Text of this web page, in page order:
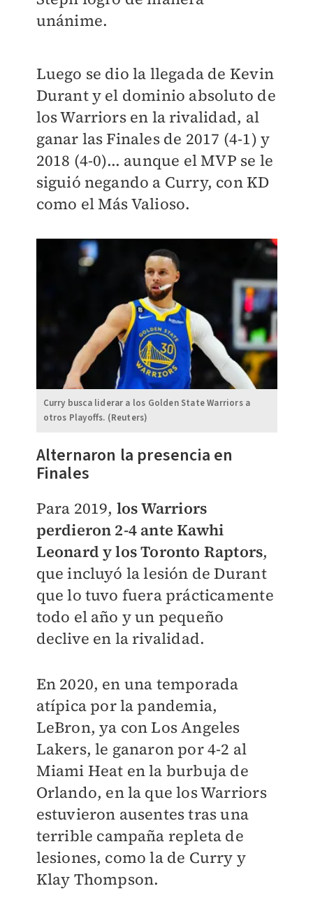
unánime.
Luego se dio la llegada de Kevin
Durant y el dominio absoluto de
los Warriors en la rivalidad, al
ganar las Finales de 2017 (4-1) y
2018 (4-0)... aunque el MVP se le
siguió negando a Curry, con KD
como el Más Valioso.
Curry busca liderar a los Golden State Warriors a
otros Playoffs. (Reuters)
Alternaron la presencia en
Finales
Para 2019, los Warriors
perdieron 2-4 ante Kawhi
Leonard y los Toronto Raptors,
que incluyó la lesión de Durant
que lo tuvo fuera prácticamente
todo el año y un pequeño
declive en la rivalidad.
En 2020, en una temporada
atípica por la pandemia,
LeBron, ya con Los Angeles
Lakers, le ganaron por 4-2 al
Miami Heat en la burbuja de
Orlando, en la que los Warriors
estuvieron ausentes tras una
terrible campaña repleta de
lesiones, como la de Curry y
Klay Thompson.